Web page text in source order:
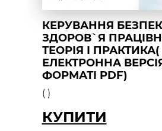
КЕРУВАННЯ
ЗДОРОВ`Я
ТЕОРІЯ І ПРАКТИКА(
ЕЛЕКТРОННА
ФОРМАТІ PDF)
( )
КУПИТИ